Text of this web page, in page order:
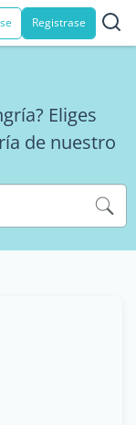
Registrase
Eliges
de nuestro